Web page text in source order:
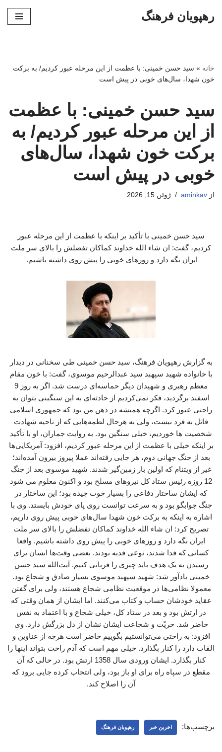
رهپویان فرهنگ
خانه » سید حسن خمینی: با عظمت از این مرحله عبور کردیم/ به برکت
خون شهدا، سال‌های خوبی در پیش است
سید حسن خمینی: با عظمت
از این مرحله عبور کردیم/ به
برکت خون شهدا، سال‌های
خوبی در پیش است
از aminkav ژوئن 15, 2026
سید حسن خمینی با تأکید بر اینکه با عظمت از این مرحله عبور
کردیم، گفت: ان شاء الله خداوند کماکان تفضلش را بالای سر ملت
ایران نگه دارد و روزهای خوبی را پیش روی داشته باشیم.
به گزارش رهپویان فرهنگ، سید حسن خمینی طی سخنانی در دیدار
با خانواده شهید سپهبد سید عبدالرحیم موسوی، گفت: با خون مقام
معظم رهبری و شهیدان دیگر حماسه‌ای درست شد. اگر به روز 9
اسفند برگردید، فکر نمی‌کردیم از حادثه‌ای به این سنگینی بتوان به
راحتی عبور کرد. اگرچه همیشه در ذهن من بود که جمهوری اسلامی
قائل به فرد نیست، ولی به هرحال لطمه‌هایی که از ناحیه شهادت
شخصیت ها خوردیم، خیلی سنگین بود. به روایت جماران، او با تأکید
بر اینکه خیلی با عظمت از این مرحله عبور کردیم، افزود: آمریکایی‌ها
بعد از جنگ جهانی دوم، هر جایی رفته‌اند عملا پیروز بیرون آمده‌اند؛
غیر از ویتنام که اولین بار زمین‌گیر شدند. شهید موسوی بعد از جنگ
12 روزه رئیس ستاد کل نیروهای مسلح بود و اکنون معلوم می شود
که ایشان ساختار دفاعی را بسیار خوب چیده بود؛ این ساختار در
جنگ جوابگو بود و به سرعت توانست روی پای خودش بایستد. وی با
اشاره به اینکه به برکت خون شهدا سال‌های خوبی پیش روی داریم،
تصریح کرد: ان شاء الله خداوند کماکان تفضلش را بالای سر ملت
ایران نگه دارد و روزهای خوبی را پیش روی داشته باشیم. واقعا
کسانی که فدا شدند، نوعی فدیه بودند. بعضی وقت‌ها انسان برای
رسیدن به یک هدف باید چیزی را قربانی کنیم. آیت‌الله سید حسن
خمینی یادآور شد: شهید سپهبد موسوی بسیار صادق و شجاع بود.
معمولا نظامی‌ها در موقعیت نظامی شجاع هستند، ولی برای گفتن
عقاید خودشان حساب و کتاب می‌کنند. اما ایشان از همان وقتی که
در ارتش بود و بعد در ستاد کل، خیلی شجاع و با اعتماد به نفس
حاضر شد. حریّت و شجاعت ایشان نشان از دل بزرگش دارد. وی
افزود: به راحتی می‌توانستیم بگوییم حاضر است هرچه از عناوین و
القاب دارد را کنار بگذارد. خیلی مهم است که آدم راحت بتواند اینها را
کنار بگذارد. ایشان ورودی سال 1358 ارتش بود. در حالی که آن
مقطع در سپاه راه برای او باز بود، ولی انتخاب کرده جایی برود که
آن را اصلاح کند.
برچسب‌ها: اخرین خبر رهپویان فرهنگ